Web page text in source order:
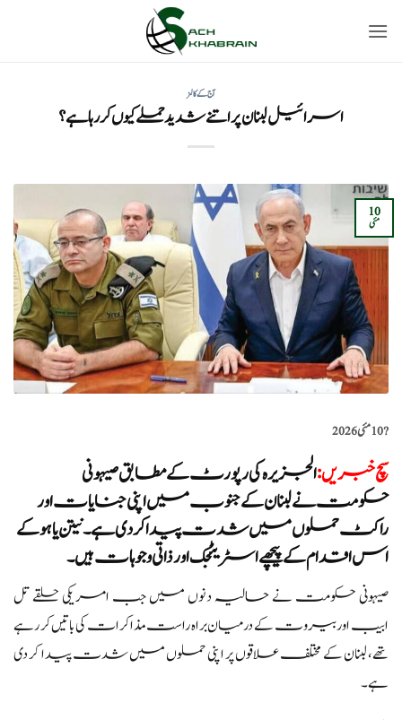
آج کے کالمز
اسرائیل لبنان پر اتنے شدید حملے کیوں کر رہا ہے؟
10
مئی
?️10 مئی 2026
سچ خبریں:الجزیرہ کی رپورٹ کے مطابق صیہونی
حکومت نے لبنان کے جنوب میں اپنی جنایات اور
راکٹ حملوں میں شدت پیدا کر دی ہے۔ نیتن یاہو کے
اس اقدام کے پیچھے اسٹریٹجک اور ذاتی وجوہات ہیں۔
صیہونی حکومت نے حالیہ دنوں میں جب امریکی حلقے تل
ابیب اور بیروت کے درمیان براہ راست مذاکرات کی باتیں کر رہے
تھے، لبنان کے مختلف علاقوں پر اپنی حملوں میں شدت پیدا کر دی
ہے۔